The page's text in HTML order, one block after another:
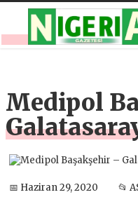
Medipol
📅 Haziran 29, 2020 📂